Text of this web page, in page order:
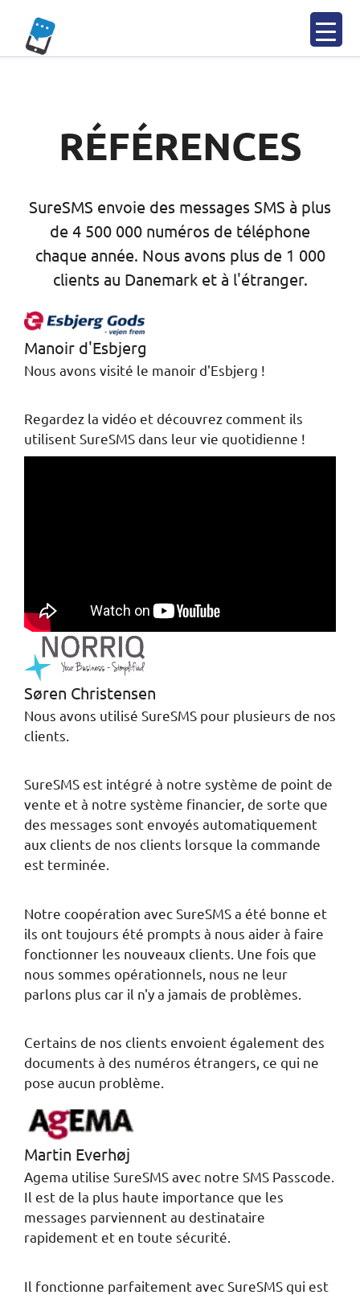
content
RÉFÉRENCES
SureSMS envoie des messages SMS à plus
de 4 500 000 numéros de téléphone
chaque année. Nous avons plus de 1 000
clients au Danemark et à l'étranger.
Manoir d'Esbjerg
Nous avons visité le manoir d'Esbjerg !
Regardez la vidéo et découvrez comment ils
utilisent SureSMS dans leur vie quotidienne !
Søren Christensen
Nous avons utilisé SureSMS pour plusieurs de nos
clients.
SureSMS est intégré à notre système de point de
vente et à notre système financier, de sorte que
des messages sont envoyés automatiquement
aux clients de nos clients lorsque la commande
est terminée.
Notre coopération avec SureSMS a été bonne et
ils ont toujours été prompts à nous aider à faire
fonctionner les nouveaux clients. Une fois que
nous sommes opérationnels, nous ne leur
parlons plus car il n'y a jamais de problèmes.
Certains de nos clients envoient également des
documents à des numéros étrangers, ce qui ne
pose aucun problème.
Martin Everhøj
Agema utilise SureSMS avec notre SMS Passcode.
Il est de la plus haute importance que les
messages parviennent au destinataire
rapidement et en toute sécurité.
Il fonctionne parfaitement avec SureSMS qui est